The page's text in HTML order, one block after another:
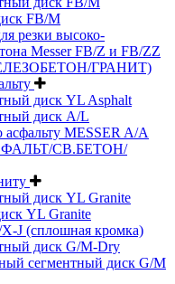
FB/M
резки высоко-
Messer FB/Z и FB/ZZ
ГРАНИТ)
диск YL Asphalt
диск A/L
MESSER A/A
СВ.БЕТОН/
диск YL Granite
YL Granite
J (сплошная кромка)
диск G/M-Dry
сегментный диск G/M